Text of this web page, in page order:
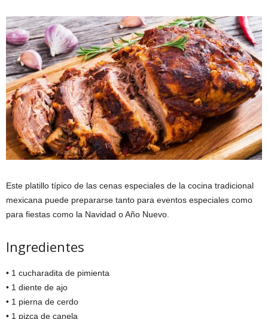
Este platillo típico de las cenas especiales de la cocina tradicional
mexicana puede prepararse tanto para eventos especiales como
para fiestas como la Navidad o Año Nuevo.
Ingredientes
• 1 cucharadita de pimienta
• 1 diente de ajo
• 1 pierna de cerdo
• 1 pizca de canela